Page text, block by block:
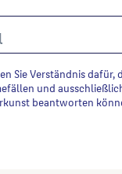
Sie Verständnis
und
beantworten